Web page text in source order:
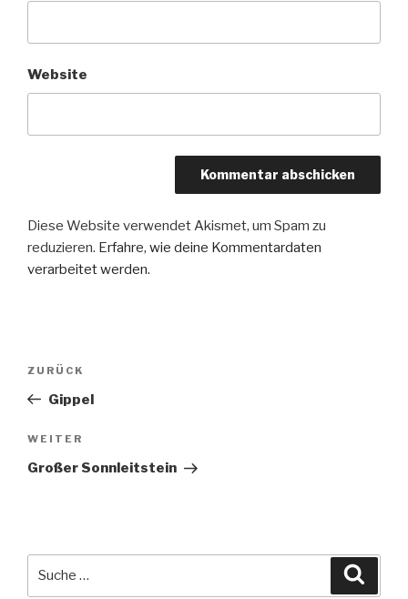
Website
Diese Website verwendet Akismet, um Spam zu
reduzieren. Erfahre, wie deine Kommentardaten
verarbeitet werden.
Beitragsnavigation
Vorheriger
Beitrag
ZURÜCK
Gippel
Nächster
Beitrag
WEITER
Großer Sonnleitstein